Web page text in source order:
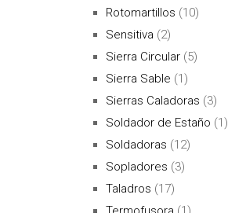
Rotomartillos (10)
Sensitiva (2)
Sierra Circular (5)
Sierra Sable (1)
Sierras Caladoras (3)
Soldador de Estaño (1)
Soldadoras (12)
Sopladores (3)
Taladros (17)